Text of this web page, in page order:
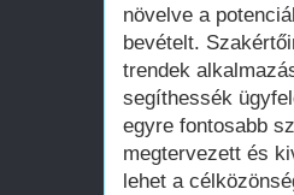
növelve a
bevételt.
trendek
segíthessék
egyre fontosabb
megtervezett és
lehet a